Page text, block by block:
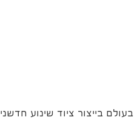
עם ניסיון משולב של למעלה מ 100 שנה בין המותגים טויוטה ו-BT אנו גאים להיות מספר 1 בעולם בייצור ציוד שינוע חדשני